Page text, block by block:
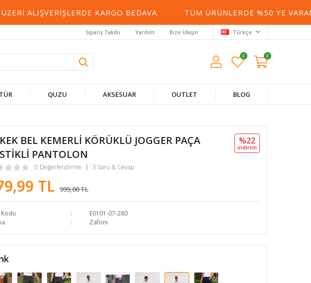
ALIŞVERIŞLERDE KARGO BEDAVA TÜM ÜRÜNLERDE %50 YE VARAN
Sipariş Takibi Yardım Bize Ulaşın Türkçe
0 0
QUZU AKSESUAR OUTLET BLOG
BEL KEMERLİ KÖRÜKLÜ JOGGER PAÇA
PANTOLON
0 Değerlendirme 3 Soru & Cevap
TL 999,00 TL
%22
i̇ndi̇ri̇m
Kodu
E0101-07-280
Zafoni